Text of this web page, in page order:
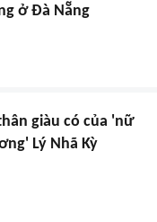
ở Đà Nẵng
giàu có của 'nữ
Lý Nhã Kỳ